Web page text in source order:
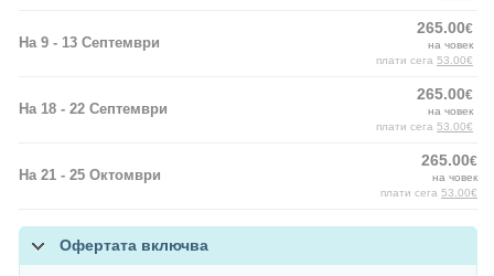
На 9 - 13 Септември
265.00€
на човек
плати сега 53.00€
На 18 - 22 Септември
265.00€
на човек
плати сега 53.00€
На 21 - 25 Октомври
265.00€
на човек
плати сега 53.00€
Офертата включва